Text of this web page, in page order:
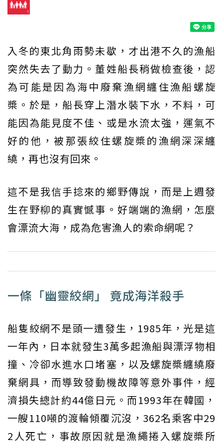
入冬的東北角雨勢未歇，才出港不久的漁船
突然失去了動力。董姓船長稍做檢查後，認
為可能是因為海中廢棄漁網纏住漁船螺旋
槳。於是，船長穿上潛水裝下水，不料，可
能因為能見度不佳、或是水流太強，運氣不
好的他，被那張絞住螺旋槳的漁網深深纏
繞，再也沒有回來。
這不是我信手捻來的鄉野傳說，而是上週發
生在野柳的真實憾事。好端端的漁網，怎麼
會漂流大海，成為危害漁人的索命網呢？
一條「幽靈絞網」 竟成海洋殺手
船隻絞網不是頭一遭發生，1985年，光是這
一年內，日本就發生3萬多起漁船與漂浮物相
撞、冷卻水進水口堵塞，以及螺旋槳纏繞廢
棄網具，而導致發動機故障等意外事件，經
濟損失總計約44億日元。而1993年在韓國，
一艘110噸的渡輪傾覆沉沒，362名乘客中29
2人死亡，事故原因就是漁繩捲入螺旋槳所